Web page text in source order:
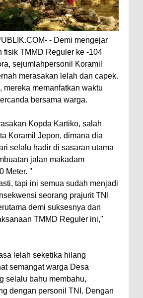
- Demi mengejar
fisik TMMD Reguler ke -104
sejumlahpersonil Koramil
merasakan lelah dan capek.
memanfatkan waktu
bersama warga.
Kopda Kartiko, salah
Koramil Jepon, dimana dia
selalu hadir di sasaran utama
jalan makadam
Meter. ''
tapi ini semua sudah menjadi
seorang prajurit TNI
demi suksesnya dan
TMMD Reguler ini,''
lelah seketika hilang
semangat warga Desa
selalu bahu membahu,
dengan personil TNI. Dengan